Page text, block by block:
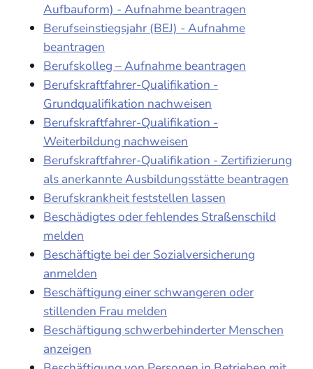
Aufbauform) - Aufnahme beantragen
Berufseinstiegsjahr (BEJ) - Aufnahme
beantragen
Berufskolleg – Aufnahme beantragen
Berufskraftfahrer-Qualifikation -
Grundqualifikation nachweisen
Berufskraftfahrer-Qualifikation -
Weiterbildung nachweisen
Berufskraftfahrer-Qualifikation - Zertifizierung
als anerkannte Ausbildungsstätte beantragen
Berufskrankheit feststellen lassen
Beschädigtes oder fehlendes Straßenschild
melden
Beschäftigte bei der Sozialversicherung
anmelden
Beschäftigung einer schwangeren oder
stillenden Frau melden
Beschäftigung schwerbehinderter Menschen
anzeigen